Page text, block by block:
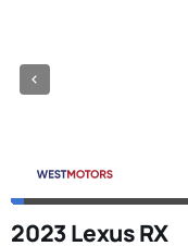
2023 Lexus RX